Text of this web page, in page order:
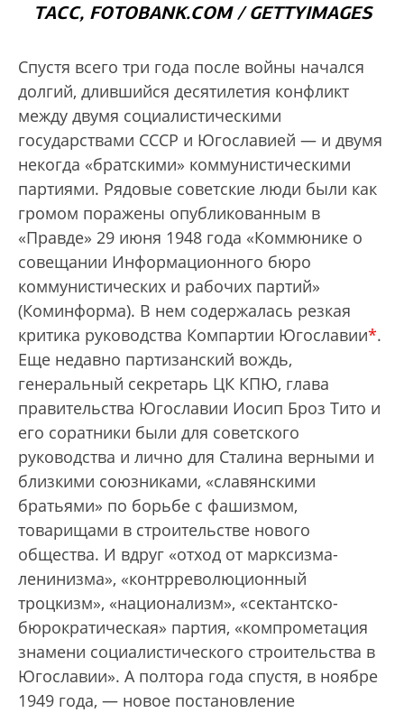
ТАСС, FOTOBANK.COM / GETTYIMAGES
Спустя всего три года после войны начался
долгий, длившийся десятилетия конфликт
между двумя социалистическими
государствами СССР и Югославией — и двумя
некогда «братскими» коммунистическими
партиями. Рядовые советские люди были как
громом поражены опубликованным в
«Правде» 29 июня 1948 года «Коммюнике о
совещании Информационного бюро
коммунистических и рабочих партий»
(Коминформа). В нем содержалась резкая
критика руководства Компартии Югославии*.
Еще недавно партизанский вождь,
генеральный секретарь ЦК КПЮ, глава
правительства Югославии Иосип Броз Тито и
его соратники были для советского
руководства и лично для Сталина верными и
близкими союзниками, «славянскими
братьями» по борьбе с фашизмом,
товарищами в строительстве нового
общества. И вдруг «отход от марксизма-
ленинизма», «контрреволюционный
троцкизм», «национализм», «сектантско-
бюрократическая» партия, «компрометация
знамени социалистического строительства в
Югославии». А полтора года спустя, в ноябре
1949 года, — новое постановление